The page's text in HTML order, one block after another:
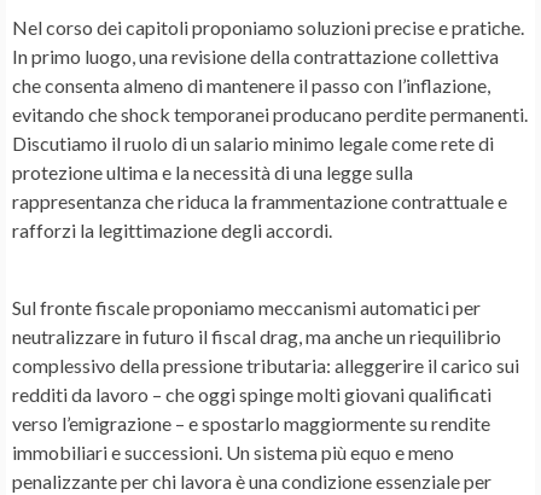
Nel corso dei capitoli proponiamo soluzioni precise e pratiche.
In primo luogo, una revisione della contrattazione collettiva
che consenta almeno di mantenere il passo con l’inflazione,
evitando che shock temporanei producano perdite permanenti.
Discutiamo il ruolo di un salario minimo legale come rete di
protezione ultima e la necessità di una legge sulla
rappresentanza che riduca la frammentazione contrattuale e
rafforzi la legittimazione degli accordi.
Sul fronte fiscale proponiamo meccanismi automatici per
neutralizzare in futuro il fiscal drag, ma anche un riequilibrio
complessivo della pressione tributaria: alleggerire il carico sui
redditi da lavoro – che oggi spinge molti giovani qualificati
verso l’emigrazione – e spostarlo maggiormente su rendite
immobiliari e successioni. Un sistema più equo e meno
penalizzante per chi lavora è una condizione essenziale per